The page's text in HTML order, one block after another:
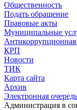
Общественность
Подать обращение
Правовые акты
Муниципальные
Антикоррупционная
КРП
Новости
ТИК
Карта сайта
Архив
Электронная очередь
Администрация в